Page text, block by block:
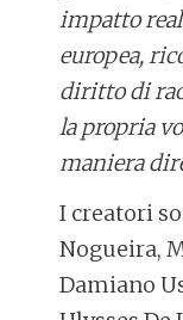
impatto
europea,
diritto di
la propria
maniera
I creatori
Nogueira,
Damiano